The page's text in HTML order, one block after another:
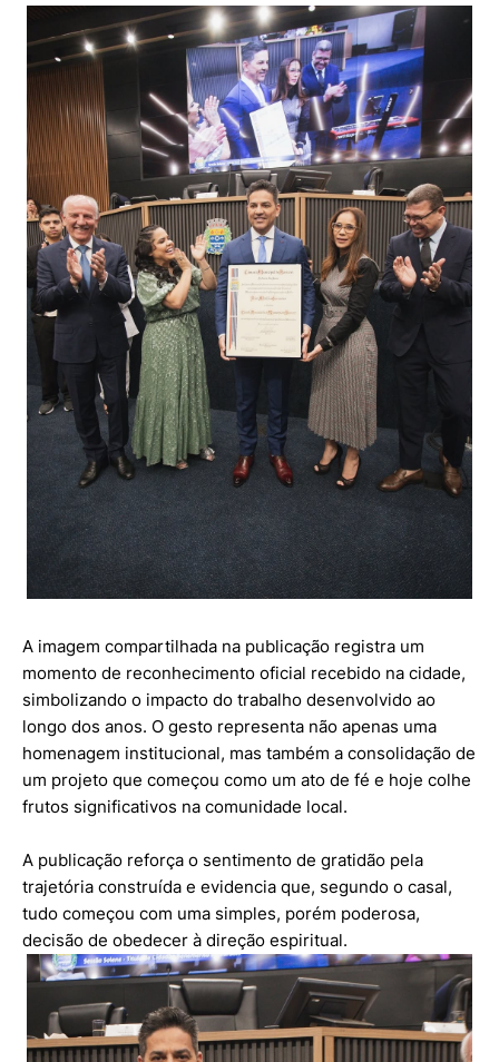
A imagem compartilhada na publicação registra um
momento de reconhecimento oficial recebido na cidade,
simbolizando o impacto do trabalho desenvolvido ao
longo dos anos. O gesto representa não apenas uma
homenagem institucional, mas também a consolidação de
um projeto que começou como um ato de fé e hoje colhe
frutos significativos na comunidade local.
A publicação reforça o sentimento de gratidão pela
trajetória construída e evidencia que, segundo o casal,
tudo começou com uma simples, porém poderosa,
decisão de obedecer à direção espiritual.